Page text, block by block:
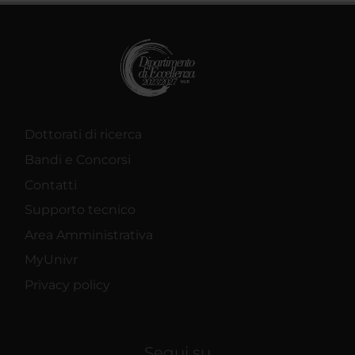
Dottorati di ricerca
Bandi e Concorsi
Contatti
Supporto tecnico
Area Amministrativa
MyUnivr
Privacy policy